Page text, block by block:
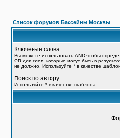
Список форумов Бассейны Москвы
Ключевые слова:
Вы можете использовать AND чтобы
OR для слов, которые могут быть в
не должно. Используйте * в качестве
Поиск по автору:
Используйте * в качестве шаблона